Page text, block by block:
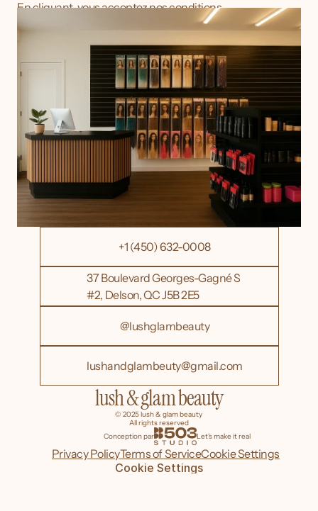
En cliquant, vous acceptez nos conditions.
+1 (450) 632-0008
37 Boulevard Georges-Gagné S
#2, Delson, QC J5B 2E5
@lushglambeauty
lushandglambeuty@gmail.com
lush & glam beauty
© 2025 lush & glam beauty
All rights reserved
Conception par
Let's make it real
Privacy PolicyTerms of ServiceCookie Settings
Cookie Settings